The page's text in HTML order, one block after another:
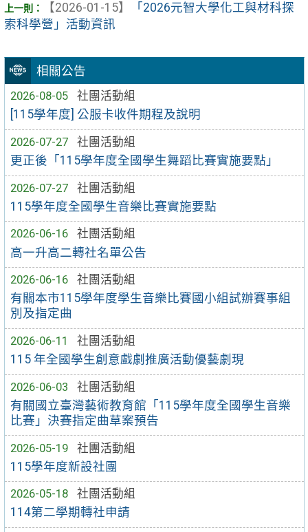
相關公告
2026-08-05
社團活動組
[115學年度] 公服卡收件期程及說明
2026-07-27
社團活動組
更正後「115學年度全國學生舞蹈比賽實施要點」
2026-07-27
社團活動組
115學年度全國學生音樂比賽實施要點
2026-06-16
社團活動組
高一升高二轉社名單公告
2026-06-16
社團活動組
有關本市115學年度學生音樂比賽國小組試辦賽事組
別及指定曲
2026-06-11
社團活動組
115 年全國學生創意戲劇推廣活動優藝劇現
2026-06-03
社團活動組
有關國立臺灣藝術教育館「115學年度全國學生音樂
比賽」決賽指定曲草案預告
2026-05-19
社團活動組
115學年度新設社團
2026-05-18
社團活動組
114第二學期轉社申請
【2026-01-15】
「2026元智大學化工與材科探
索科學營」活動資訊